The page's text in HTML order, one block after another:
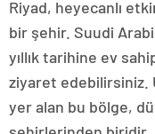
Riyad, heyecanlı
bir şehir. Suudi
yıllık tarihine ev
ziyaret edebilirsiniz.
yer alan bu bölge,